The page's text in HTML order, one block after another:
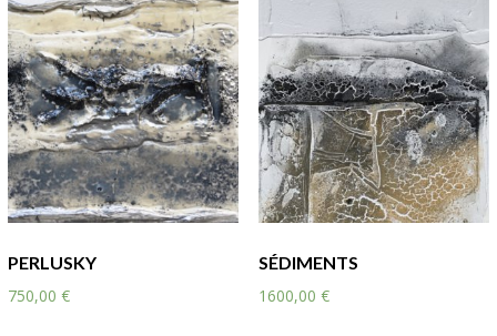
PERLUSKY
750,00€
SÉDIMENTS
1600,00 €